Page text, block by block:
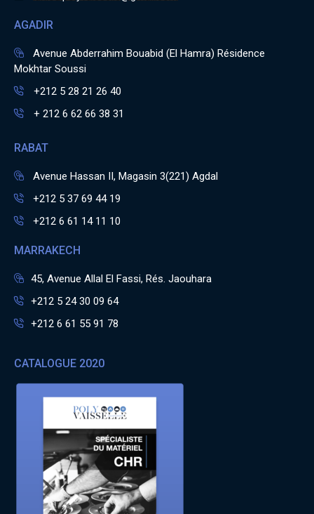
AGADIR
Avenue Abderrahim Bouabid (El Hamra) Résidence
Mokhtar Soussi
+212 5 28 21 26 40
+ 212 6 62 66 38 31
RABAT
Avenue Hassan II, Magasin 3(221) Agdal
+212 5 37 69 44 19
+212 6 61 14 11 10
MARRAKECH
45, Avenue Allal El Fassi, Rés. Jaouhara
+212 5 24 30 09 64
+212 6 61 55 91 78
CATALOGUE 2020